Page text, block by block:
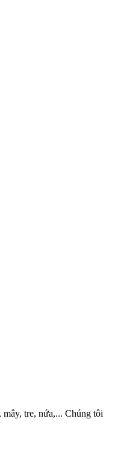
tre, nứa,... Chúng tôi